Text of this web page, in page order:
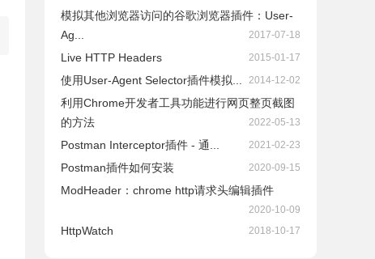
模拟其他浏览器访问的谷歌浏览器插件：User-
Ag...
2017-07-18
Live HTTP Headers 2015-01-17
使用User-Agent Selector插件模拟... 2014-12-02
利用Chrome开发者工具功能进行网页整页截图
的方法
2022-05-13
Postman Interceptor插件 - 通... 2021-02-23
Postman插件如何安装 2020-09-15
ModHeader：chrome http请求头编辑插件
2020-10-09
HttpWatch 2018-10-17